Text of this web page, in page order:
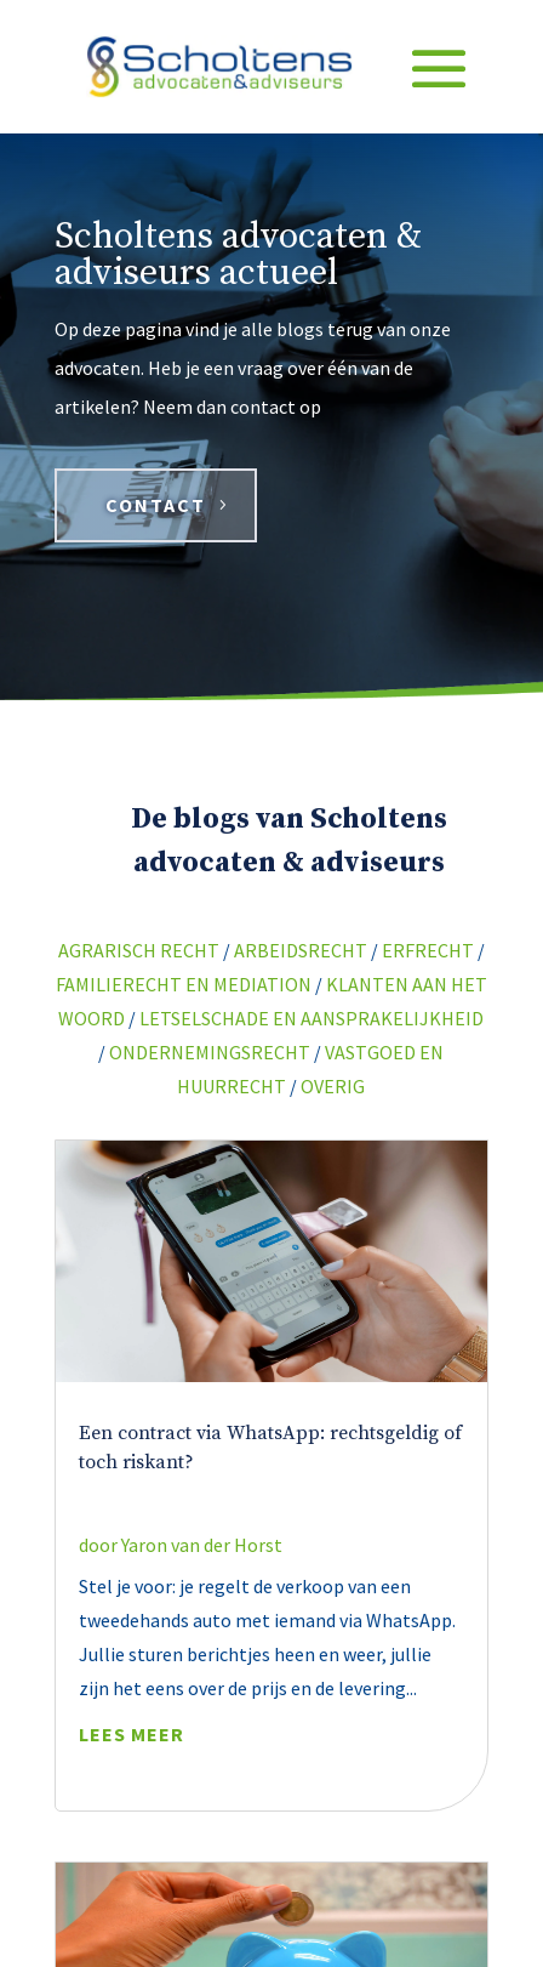
Scholtens advocaten &
adviseurs actueel
Op deze pagina vind je alle blogs terug van onze
advocaten. Heb je een vraag over één van de
artikelen? Neem dan contact op
CONTACT
De blogs van Scholtens
advocaten & adviseurs
AGRARISCH RECHT /ARBEIDSRECHT /ERFRECHT /
FAMILIERECHT EN MEDIATION /KLANTEN AAN HET
WOORD / LETSELSCHADE EN AANSPRAKELIJKHEID
/ONDERNEMINGSRECHT /VASTGOED EN
HUURRECHT /OVERIG
Een contract via WhatsApp: rechtsgeldig of
toch riskant?
doorYaron van der Horst
Stel je voor: je regelt de verkoop van een
tweedehands auto met iemand via WhatsApp.
Jullie sturen berichtjes heen en weer, jullie
zijn het eens over de prijs en de levering...
LEES MEER